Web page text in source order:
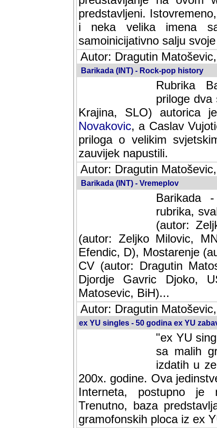
predstavljeni.
i neka velika imena
samoinicijativno salju
Autor: Dragutin
Barikada (INT) - Rock-pop history
Rubrika
dva
SLO) autorica je velikog
Caslav Vujotic
velikim svjetskim
napustili.
Autor: Dragutin
Barikada (INT) - Vremeplov
Barikada
rubrika,
(autor:
(autor: Zeljko Milovic,
Efendic, D), Mostarenje
CV (autor: Dragutin
Djordje Gavric Djoko,
Matosevic, BiH)...
Autor: Dragutin
ex YU singles - 50 godina ex YU
"ex YU
sa malih
izdatih u
200x. godine. Ova
Interneta, postupno je
baza predstavlja
ploca iz ex YU.